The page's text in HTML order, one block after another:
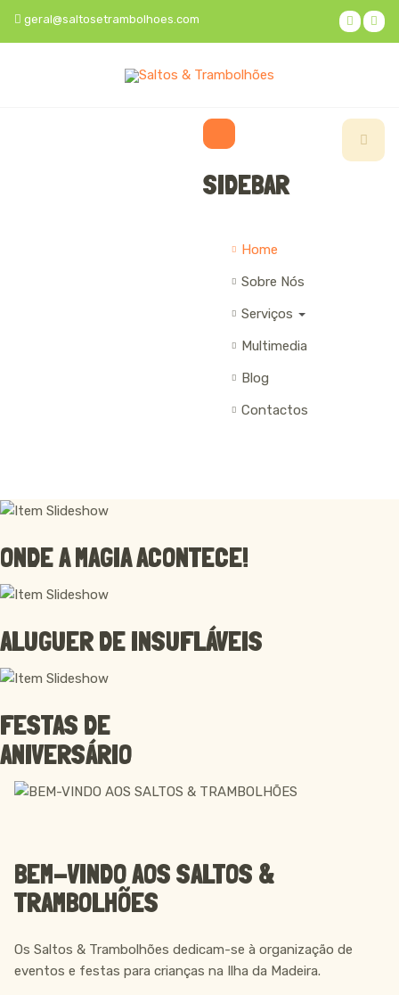
geral@saltosetrambolhoes.com
SIDEBAR
Home
Sobre Nós
Serviços
Multimedia
Blog
Contactos
ONDE A MAGIA ACONTECE!
ALUGUER DE INSUFLÁVEIS
FESTAS DE
ANIVERSÁRIO
BEM-VINDO AOS SALTOS &
TRAMBOLHÕES
Os Saltos & Trambolhões dedicam-se à organização de
eventos e festas para crianças na Ilha da Madeira.